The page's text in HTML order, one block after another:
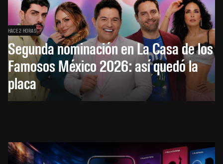
HACE 2 HORAS
Segunda nominación en La Casa de los
Famosos México 2026: así quedó la
placa